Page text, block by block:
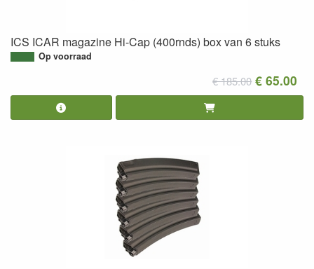
ICS ICAR magazine Hi-Cap (400rnds) box van 6 stuks
Op voorraad
€ 185.00 € 65.00